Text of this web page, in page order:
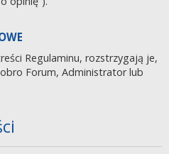
Regulaminu, rozstrzygają je,
Forum, Administrator lub